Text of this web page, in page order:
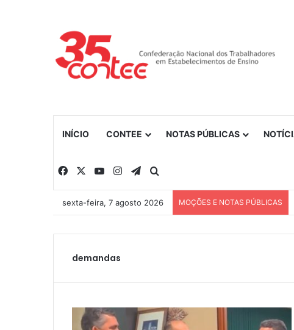
INÍCIO CONTEE NOTAS PÚBLICAS
Facebook YouTubeInstagramTelegram
sexta-feira, 7 agosto 2026 MOÇÕES E NOTAS PÚBLICAS
demandas